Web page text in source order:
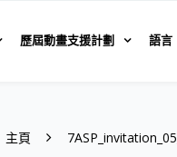
歷屆動畫支援計劃 語言
主頁